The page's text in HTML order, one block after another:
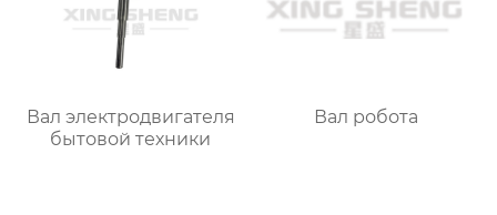
Вал электродвигателя
бытовой техники
Вал робота